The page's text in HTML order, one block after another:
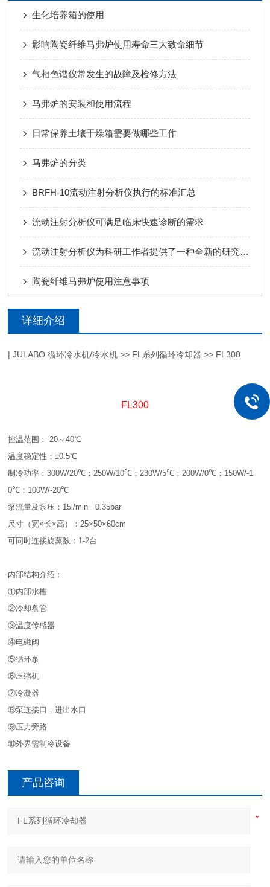
生化培养箱的使用
影响陶瓷纤维马弗炉使用寿命三大致命细节
气相色谱仪常发生的故障及检修方法
马弗炉的安装和使用流程
日常保养土壤干燥箱需要做哪些工作
马弗炉的分类
BRFH-10流动注射分析仪执行的标准汇总
流动注射分析仪可满足临床快速诊断的需求
流动注射分析仪为科研工作者提供了一种全新的研究手段
陶瓷纤维马弗炉使用注意事项
详细介绍
| JULABO 循环冷水机/冷水机 >> FL系列循环冷却器 >> FL300
FL300
控温范围：-20～40℃
温度稳定性：±0.5℃
制冷功率：300W/20℃；250W/10℃；230W/5℃；200W/0℃； 150W/-1
0℃； 100W/-20℃
泵流量及泵压： 15l/min 0.35bar
尺寸（宽×长×高）：25×50×60cm
可同时连接旋蒸数： 1-2台
内部结构介绍：
①内部水槽
②冷却盘管
③温度传感器
④电磁阀
⑤循环泵
⑥压缩机
⑦冷凝器
⑧泵连接口，进出水口
⑨压力旁路
⑩外界需制冷设备
产品咨询